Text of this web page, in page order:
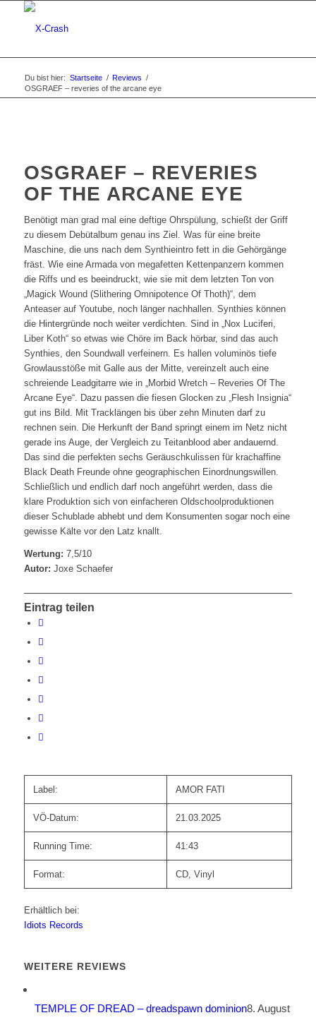
Du bist hier: Startseite / Reviews /
OSGRAEF – reveries of the arcane eye
OSGRAEF – REVERIES
OF THE ARCANE EYE
Benötigt man grad mal eine deftige Ohrspülung, schießt der Griff
zu diesem Debütalbum genau ins Ziel. Was für eine breite
Maschine, die uns nach dem Synthieintro fett in die Gehörgänge
fräst. Wie eine Armada von megafetten Kettenpanzern kommen
die Riffs und es beeindruckt, wie sie mit dem letzten Ton von
„Magick Wound (Slithering Omnipotence Of Thoth)“, dem
Anteaser auf Youtube, noch länger nachhallen. Synthies können
die Hintergründe noch weiter verdichten. Sind in „Nox Luciferi,
Liber Koth“ so etwas wie Chöre im Back hörbar, sind das auch
Synthies, den Soundwall verfeinern. Es hallen voluminös tiefe
Growlausstöße mit Galle aus der Mitte, vereinzelt auch eine
schreiende Leadgitarre wie in „Morbid Wretch – Reveries Of The
Arcane Eye“. Dazu passen die fiesen Glocken zu „Flesh Insignia“
gut ins Bild. Mit Tracklängen bis über zehn Minuten darf zu
rechnen sein. Die Herkunft der Band springt einem im Netz nicht
gerade ins Auge, der Vergleich zu Teitanblood aber andauernd.
Das sind die perfekten sechs Geräuschkulissen für krachaffine
Black Death Freunde ohne geographischen Einordnungswillen.
Schließlich und endlich darf noch angeführt werden, dass die
klare Produktion sich von einfacheren Oldschoolproduktionen
dieser Schublade abhebt und dem Konsumenten sogar noch eine
gewisse Kälte vor den Latz knallt.
Wertung: 7,5/10
Autor: Joxe Schaefer
Eintrag teilen
Label: AMOR FATI
VÖ-Datum: 21.03.2025
Running Time: 41:43
Format: CD, Vinyl
Erhältlich bei:
Idiots Records
WEITERE REVIEWS
TEMPLE OF DREAD – dreadspawn dominion8. August